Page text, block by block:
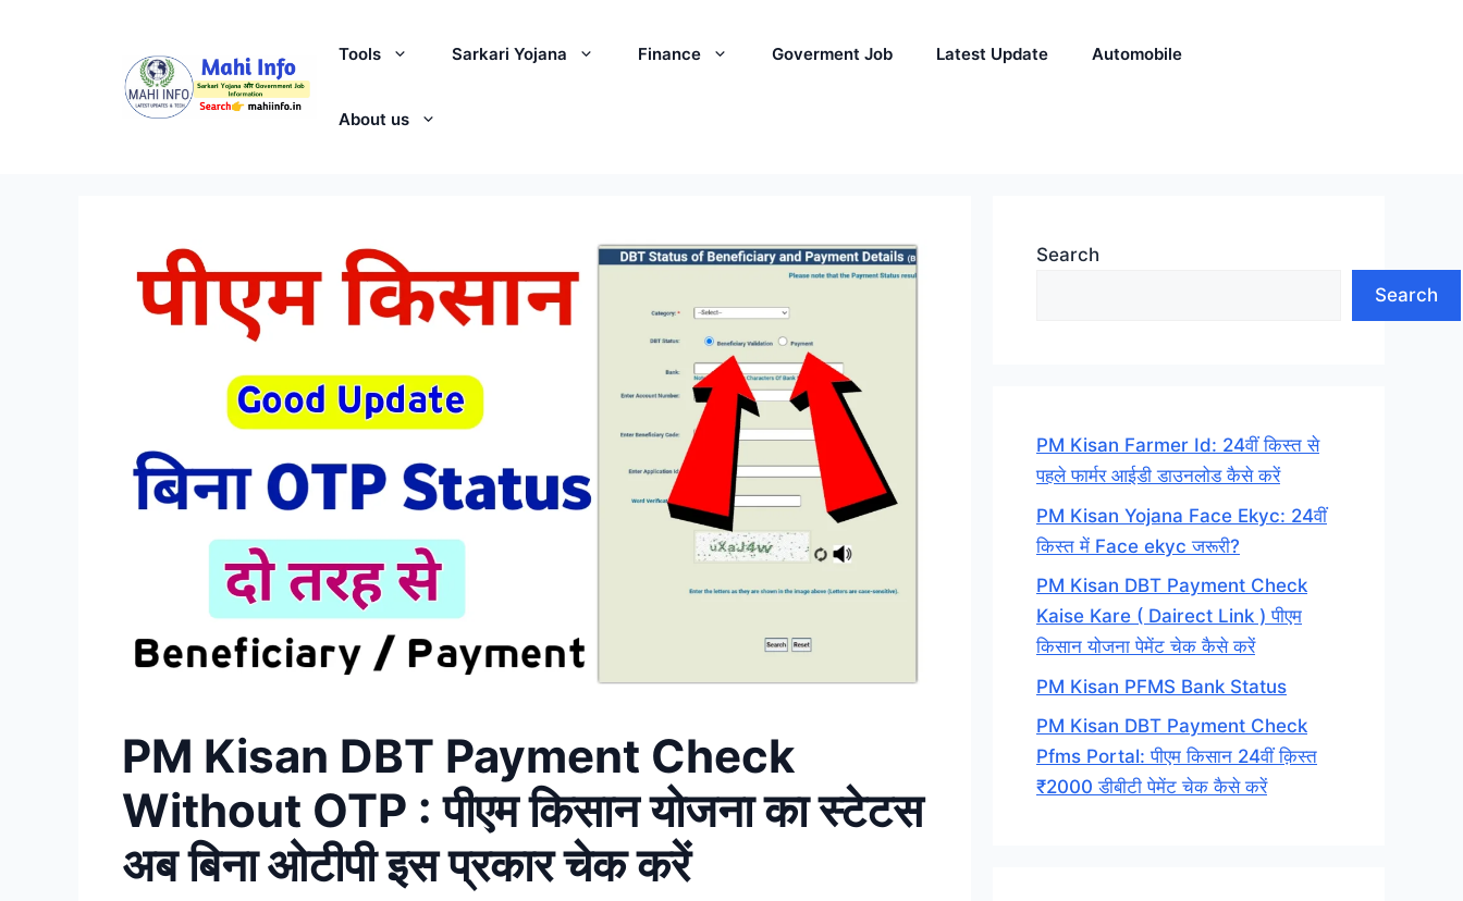
Tools Sarkari Yojana Finance Goverment Job Latest Update Automobile
About us
PM Kisan DBT Payment Check
Without OTP : पीएम किसान योजना का स्टेटस
अब बिना ओटीपी इस प्रकार चेक करें
Search
Search
PM Kisan Farmer Id: 24वीं किस्त से
पहले फार्मर आईडी डाउनलोड कैसे करें
PM Kisan Yojana Face Ekyc: 24वीं
किस्त में Face ekyc जरूरी?
PM Kisan DBT Payment Check
Kaise Kare ( Dairect Link ) पीएम
किसान योजना पेमेंट चेक कैसे करें
PM Kisan PFMS Bank Status
PM Kisan DBT Payment Check
Pfms Portal: पीएम किसान 24वीं क़िस्त
₹2000 डीबीटी पेमेंट चेक कैसे करें